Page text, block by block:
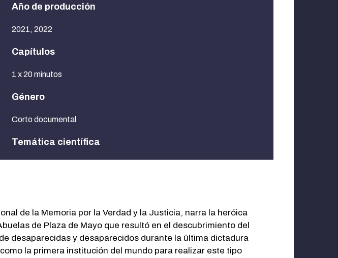
Año de producción
2021, 2022
Capítulos
1 x 20 minutos
Género
Corto documental
Temática científica
de la Memoria por la Verdad y la Justicia, narra la heróica
de Plaza de Mayo que resultó en el descubrimiento del
desaparecidas y desaparecidos durante la última dictadura
la primera institución del mundo para realizar este tipo